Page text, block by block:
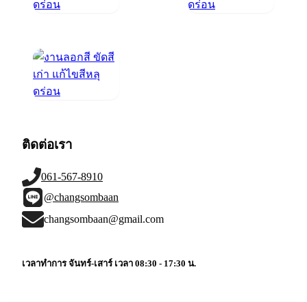
ติดต่อเรา
061-567-8910
@changsombaan
changsombaan@gmail.com
เวลาทำการ จันทร์-เสาร์ เวลา 08:30 - 17:30 น.